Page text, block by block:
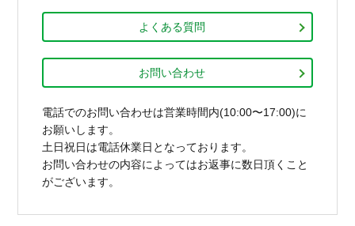
よくある質問
お問い合わせ
電話でのお問い合わせは営業時間内(10:00〜17:00)に
お願いします。
土日祝日は電話休業日となっております。
お問い合わせの内容によってはお返事に数日頂くこと
がございます。